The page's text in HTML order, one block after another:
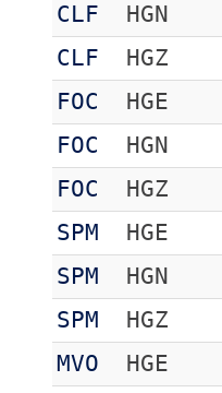
CLF
HGN
CLF
HGZ
FOC
HGE
FOC
HGN
FOC
HGZ
SPM
HGE
SPM
HGN
SPM
HGZ
MVO
HGE